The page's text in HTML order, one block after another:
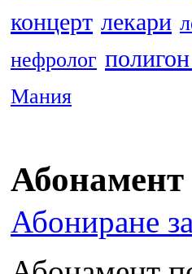
концерт лекари
нефролог
Мания
Абонамент
Абониране